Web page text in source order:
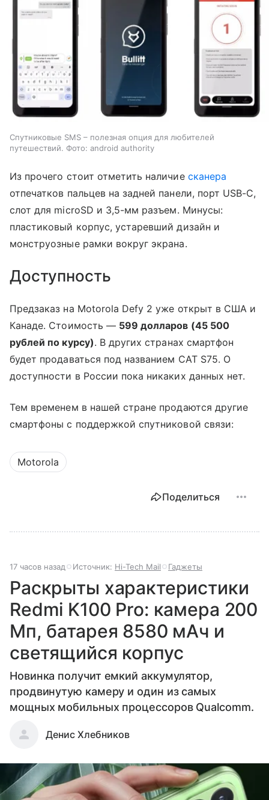
Спутниковые SMS – полезная опция для любителей
путешествий. Фото: android authority
Из прочего стоит отметить наличие сканера
отпечатков пальцев на задней панели, порт USB-C,
слот для microSD и 3,5-мм разъем. Минусы:
пластиковый корпус, устаревший дизайн и
монструозные рамки вокруг экрана.
Доступность
Предзаказ на Motorola Defy 2 уже открыт в США и
Канаде. Стоимость — 599 долларов (45 500
рублей по курсу). В других странах смартфон
будет продаваться под названием CAT S75. О
доступности в России пока никаких данных нет.
Тем временем в нашей стране продаются другие
смартфоны с поддержкой спутниковой связи:
Motorola
Поделиться
17 часов назад Источник: Hi-Tech Mail Гаджеты
Раскрыты характеристики
Redmi K100 Pro: камера 200
Мп, батарея 8580 мАч и
светящийся корпус
Новинка получит емкий аккумулятор,
продвинутую камеру и один из самых
мощных мобильных процессоров Qualcomm.
Денис Хлебников